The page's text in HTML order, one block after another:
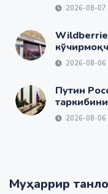
2026-08-07
2026-08-06
Путин
2026-08-06
Муҳаррир